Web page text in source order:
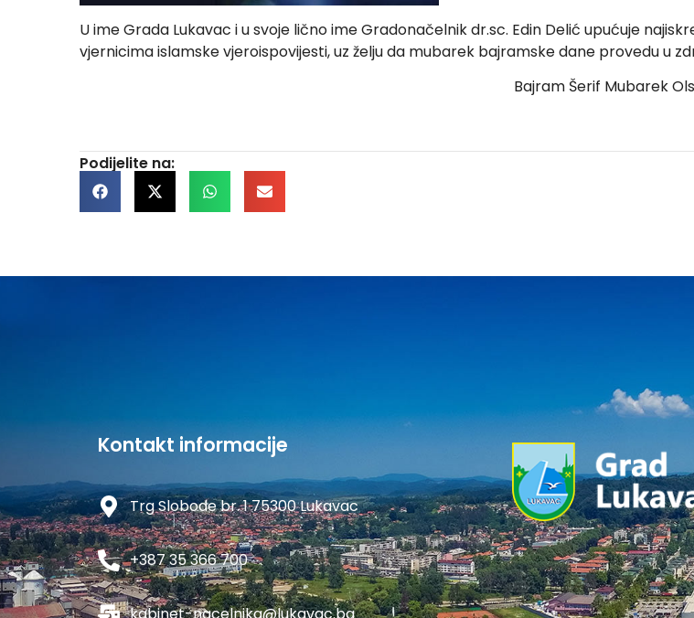
U ime Grada Lukavac i u svoje lično ime Gradonačelnik dr.sc. Edin Delić upućuje
vjernicima islamske vjeroispovijesti, uz želju da mubarek bajramske dane provedu u
Bajram Šerif Mubarek
Podijelite na:
Kontakt informacije
Trg Slobode br. 1 75300 Lukavac
+387 35 366 700
kabinet-nacelnika@lukavac.ba